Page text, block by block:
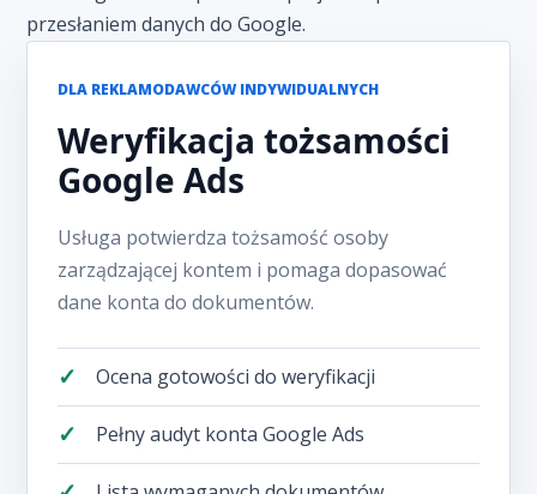
przesłaniem danych do Google.
DLA REKLAMODAWCÓW INDYWIDUALNYCH
Weryfikacja tożsamości
Google Ads
Usługa potwierdza tożsamość osoby
zarządzającej kontem i pomaga dopasować
dane konta do dokumentów.
Ocena gotowości do weryfikacji
Pełny audyt konta Google Ads